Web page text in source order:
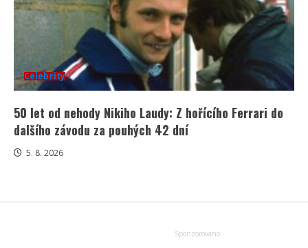
Celebrity
50 let od nehody Nikiho Laudy: Z hořícího Ferrari do
dalšího závodu za pouhých 42 dní
5. 8. 2026